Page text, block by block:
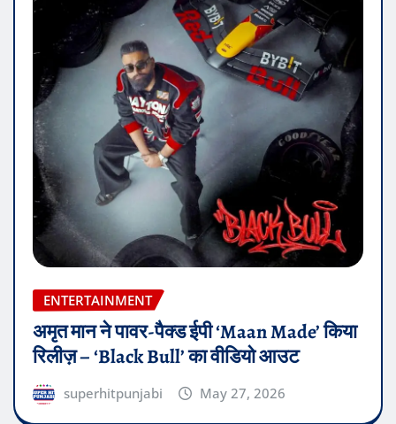
ENTERTAINMENT
अमृत मान ने पावर-पैक्ड ईपी ‘Maan Made’ किया
रिलीज़ – ‘Black Bull’ का वीडियो आउट
superhitpunjabi May 27, 2026